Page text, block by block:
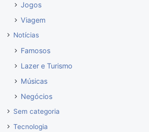
Jogos
Viagem
Notícias
Famosos
Lazer e Turismo
Músicas
Negócios
Sem categoria
Tecnologia